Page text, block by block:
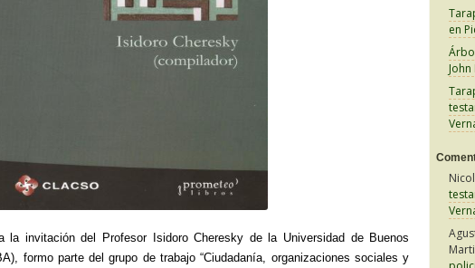
la invitación del Profesor Isidoro Cheresky de la Universidad de Buenos
formo parte del grupo de trabajo “Ciudadanía, organizaciones sociales y
en